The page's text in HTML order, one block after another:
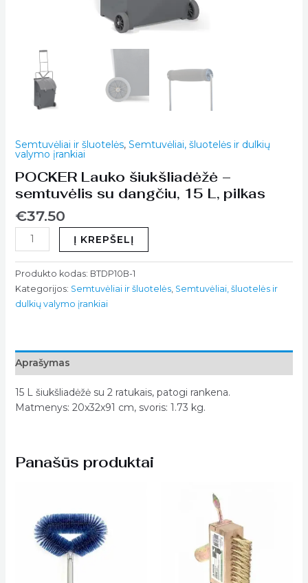
Semtuvėliai ir šluotelės, Semtuvėliai, šluotelės ir dulkių
valymo įrankiai
POCKER Lauko šiukšliadėžė –
semtuvėlis su dangčiu, 15 L, pilkas
€37.50
Į KREPŠELĮ
Produkto kodas: BTDP10B-1
Kategorijos: Semtuvėliai ir šluotelės, Semtuvėliai, šluotelės ir
dulkių valymo įrankiai
Aprašymas
15 L šiukšliadėžė su 2 ratukais, patogi rankena.
Matmenys: 20x32x91 cm, svoris: 1.73 kg.
Panašūs produktai